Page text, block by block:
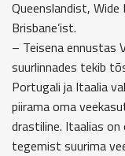
Queenslandist,
Brisbane’ist.
– Teisena ennustas
suurlinnades tekib
Portugali ja Itaalia
piirama oma
drastiline. Itaalias
tegemist suurima